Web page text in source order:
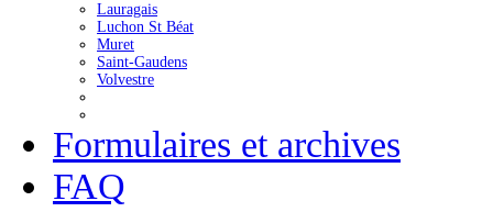
Lauragais
Luchon St Béat
Muret
Saint-Gaudens
Volvestre
Formulaires et archives
FAQ